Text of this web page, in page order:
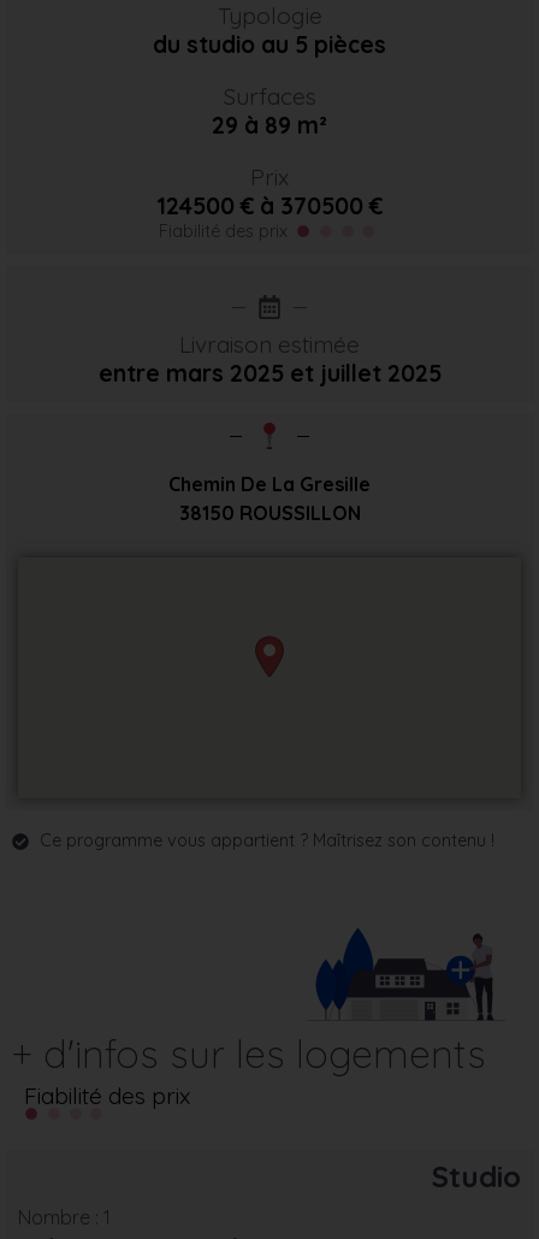
Typologie
du studio au 5 pièces
Surfaces
29 à 89 m²
Prix
124500 € à 370500 €
Fiabilité des prix
Livraison estimée
entre mars 2025 et juillet 2025
Chemin De La Gresille
38150 ROUSSILLON
Ce programme vous appartient ? Maîtrisez son contenu !
+ d'infos sur les logements
Fiabilité des prix
Studio
Nombre : 1